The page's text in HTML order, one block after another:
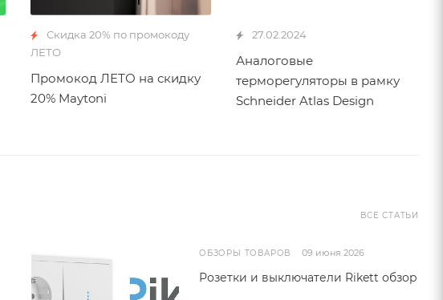
Скидка 20% по промокоду
ЛЕТО
Промокод ЛЕТО на скидку
20% Maytoni
27.02.2024
Аналоговые
терморегуляторы в рамку
Schneider Atlas Design
ВСЕ СТАТЬИ
ОБЗОРЫ ТОВАРОВ 09 июня 2026
Розетки и выключатели Rikett обзор